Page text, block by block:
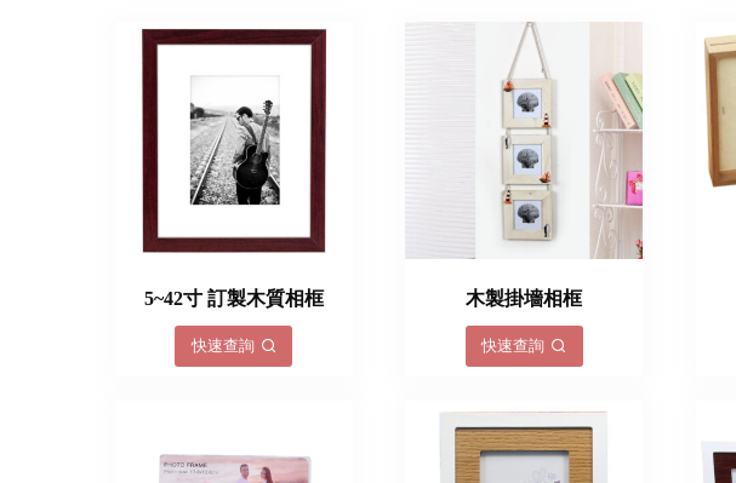
5~42寸 訂製木質相框
快速查詢
木製掛墻相框
快速查詢